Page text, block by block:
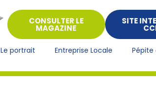
CONSULTER LE
MAGAZINE
SITE
Le portrait Entreprise Locale Pépite